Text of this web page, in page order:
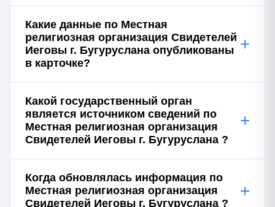
Какие данные по Местная
религиозная организация Свидетелей
Иеговы г. Бугуруслана опубликованы
в карточке?
+
Какой государственный орган
является источником сведений по
Местная религиозная организация
Свидетелей Иеговы г. Бугуруслана ?
+
Когда обновлялась информация по
Местная религиозная организация
Свидетелей Иеговы г. Бугуруслана ?
+